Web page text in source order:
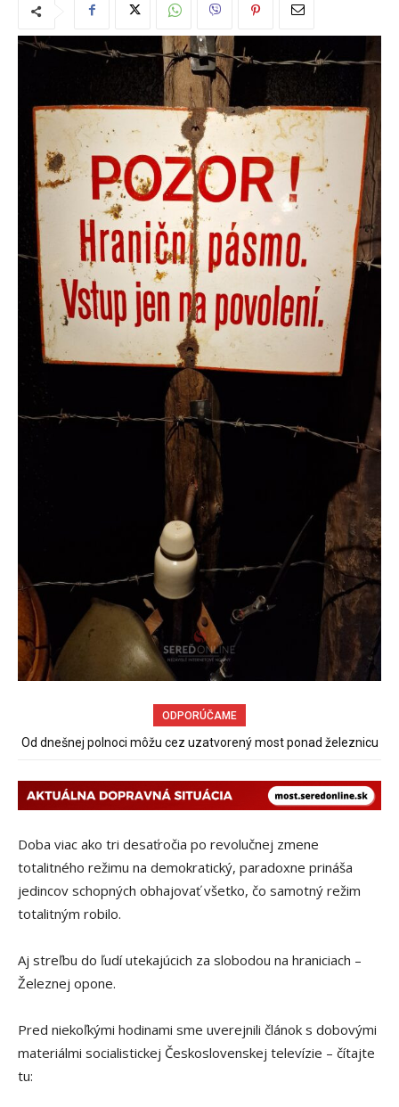
ODPORÚČAME
Od dnešnej polnoci môžu cez uzatvorený most ponad železnicu
Doba viac ako tri desaťročia po revolučnej zmene
totalitného režimu na demokratický, paradoxne prináša
jedincov schopných obhajovať všetko, čo samotný režim
totalitným robilo.
Aj streľbu do ľudí utekajúcich za slobodou na hraniciach –
Železnej opone.
Pred niekoľkými hodinami sme uverejnili článok s dobovými
materiálmi socialistickej Československej televízie – čítajte
tu: